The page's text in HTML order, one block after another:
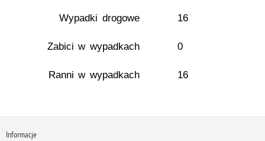
Wypadki drogowe 16
Zabici w wypadkach 0
Ranni w wypadkach 16
Informacje